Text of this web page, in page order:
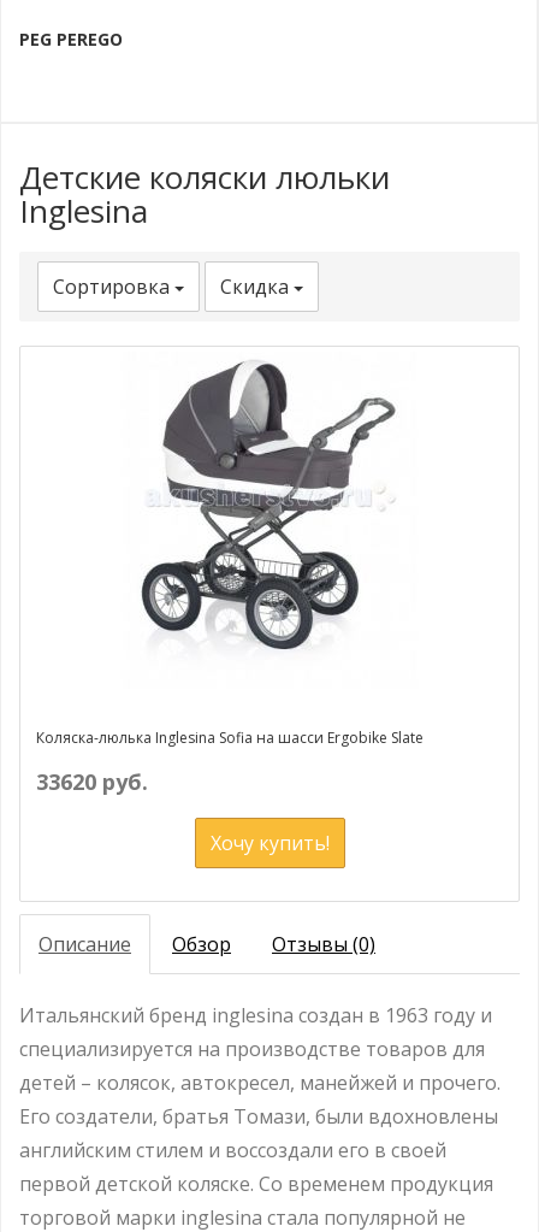
PEG PEREGO
Детские коляски люльки
Inglesina
Сортировка Скидка
Коляска-люлька Inglesina Sofia на шасси Ergobike Slate
33620 руб.
Хочу купить!
Описание Обзор Отзывы (0)
Итальянский бренд inglesina создан в 1963 году и
специализируется на производстве товаров для
детей – колясок, автокресел, манейжей и прочего.
Его создатели, братья Томази, были вдохновлены
английским стилем и воссоздали его в своей
первой детской коляске. Со временем продукция
торговой марки inglesina стала популярной не